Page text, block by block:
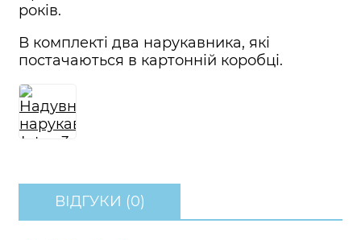
років.
В комплекті два нарукавника, які
постачаються в картонній коробці.
ВІДГУКИ (0)